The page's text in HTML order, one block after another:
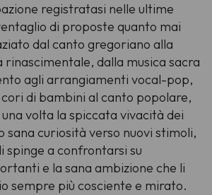
registratasi nelle ultime
di proposte quanto mai
dal canto gregoriano alla
dalla musica sacra
agli arrangiamenti vocal-pop,
di bambini al canto popolare,
volta la spiccata vivacità dei
sana curiosità verso nuovi stimoli,
spinge a confrontarsi su
e la sana ambizione che li
sempre più cosciente e mirato.